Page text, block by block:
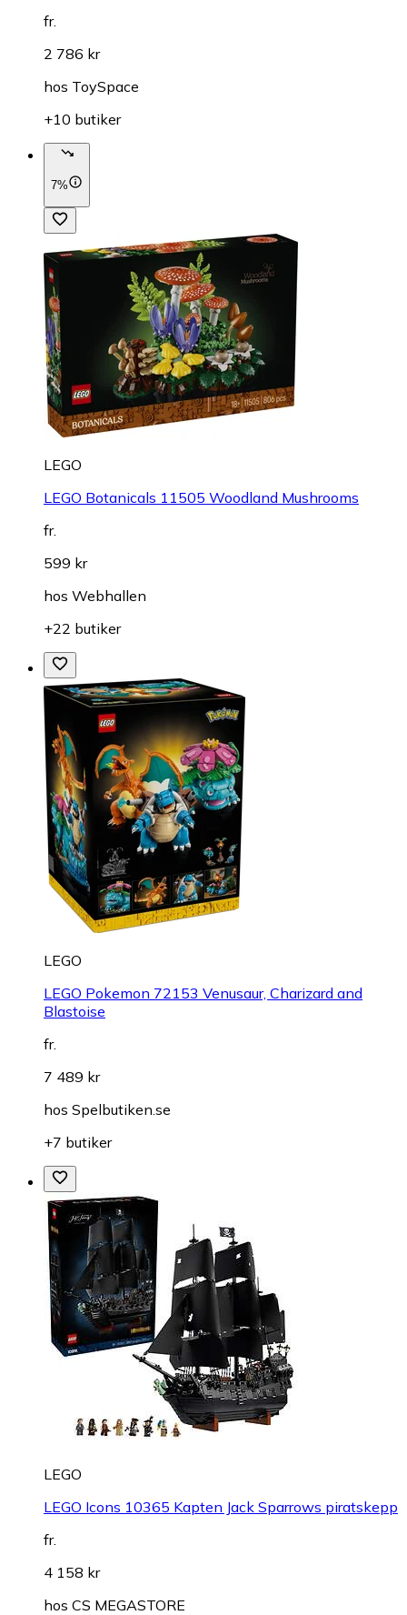
fr.
2 786 kr
hos ToySpace
+10 butiker
7%
LEGO
LEGO Botanicals 11505 Woodland Mushrooms
fr.
599 kr
hos Webhallen
+22 butiker
LEGO
LEGO Pokemon 72153 Venusaur, Charizard and
Blastoise
fr.
7 489 kr
hos Spelbutiken.se
+7 butiker
LEGO
LEGO Icons 10365 Kapten Jack Sparrows piratskepp
fr.
4 158 kr
hos CS MEGASTORE